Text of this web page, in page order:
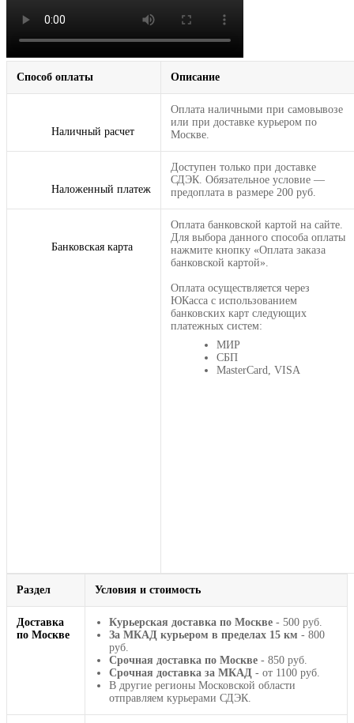
Способ оплаты Описание
Наличный расчет
Оплата наличными при самовывозе
или при доставке курьером по
Москве.
Наложенный платеж
Доступен только при доставке
СДЭК. Обязательное условие —
предоплата в размере 200 руб.
Банковская карта
Оплата банковской картой на сайте.
Для выбора данного способа оплаты
нажмите кнопку «Оплата заказа
банковской картой».
Оплата осуществляется через
ЮКасса с использованием
банковских карт следующих
платежных систем:
МИР
СБП
MasterCard, VISA
Раздел Условия и стоимость
Доставка
по Москве
Курьерская доставка по Москве - 500 руб.
За МКАД курьером в пределах 15 км - 800
руб.
Срочная доставка по Москве - 850 руб.
Срочная доставка за МКАД - от 1100 руб.
В другие регионы Московской области
отправляем курьерами СДЭК.